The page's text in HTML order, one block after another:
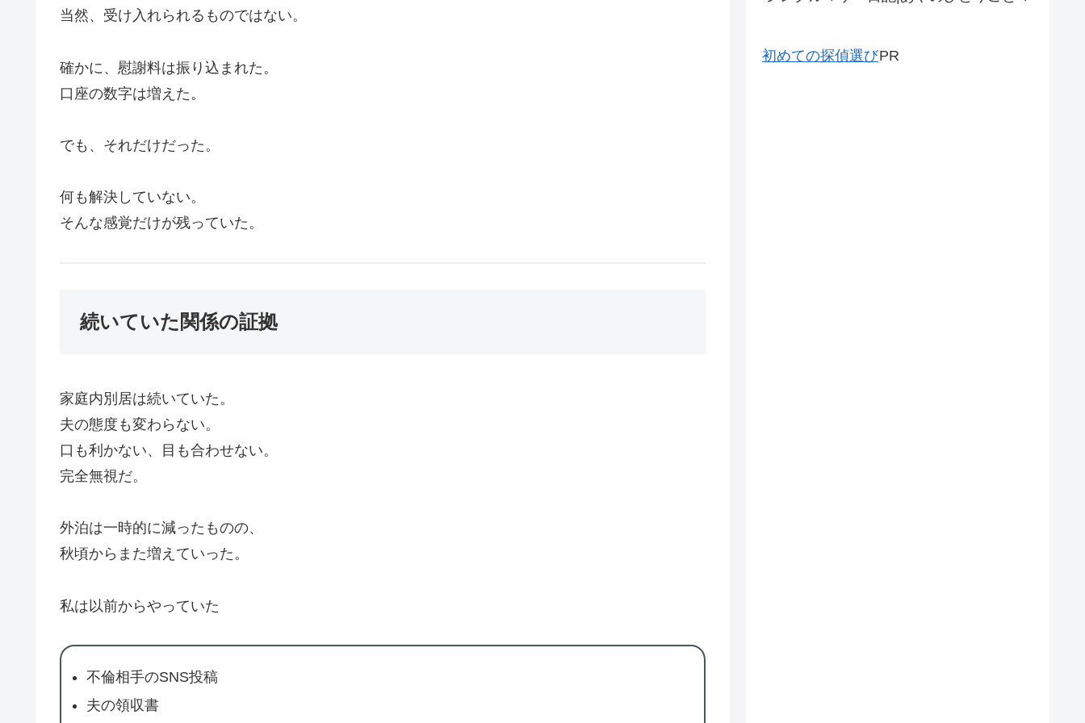
当然、受け入れられるものではない。
確かに、慰謝料は振り込まれた。
口座の数字は増えた。
でも、それだけだった。
何も解決していない。
そんな感覚だけが残っていた。
続いていた関係の証拠
家庭内別居は続いていた。
夫の態度も変わらない。
口も利かない、目も合わせない。
完全無視だ。
外泊は一時的に減ったものの、
秋頃からまた増えていった。
私は以前からやっていた
不倫相手のSNS投稿
夫の領収書
初めての探偵選びPR